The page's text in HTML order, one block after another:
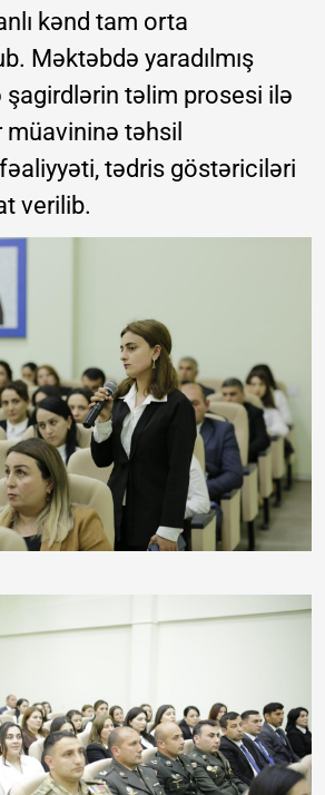
kənd tam orta
Məktəbdə yaradılmış
təlim prosesi ilə
müavininə təhsil
tədris göstəriciləri
verilib.